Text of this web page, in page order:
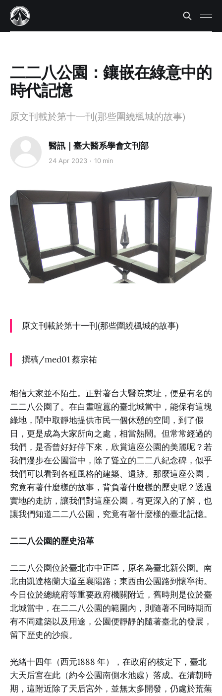
二二八公園：鑲嵌在綠意中的
時代記憶
原文刊載於第十一刊(那些圍繞楓城的故事)
醫訊｜臺大醫系學會文刊部
24 Apr 2023 10 min
原文刊載於第十一刊(那些圍繞楓城的故事)
撰稿/med01 蔡宗祐
相信大家並不陌生。正對著台大醫院東址，便是有名的
二二八公園了。在白晝喧囂的臺北城當中，能保有這塊
綠地，鬧中取靜地提供市民一個休憩的空間，到了假
日，更是成為大家所向之處，相當熱鬧。但常常經過的
我們，是否曾好好停下來，欣賞這座公園的美麗呢？若
我們漫步在公園當中，除了聳立的二二八紀念碑，似乎
我們可以看到各種風格的建築、遺跡。那麼這座公園，
究竟有著什麼樣的故事，背負著什麼樣的歷史呢？透過
實地的走訪，讓我們對這座公園，有更深入的了解，也
讓我們知道二二八公園，究竟有著什麼樣的臺北記憶。
二二八公園的歷史沿革
二二八公園位於臺北市中正區，原名為臺北新公園。南
北由凱達格蘭大道至襄陽路；東西由公園路到懷寧街。
今日位於總統府等重要政府機關附近，舊時則是位於臺
北城當中，在二二八公園的範圍內，則隨著不同時期而
有不同建築以及用途，公園便靜靜的隨著臺北的發展，
留下歷史的沙痕。
光緒十四年（西元1888 年），在政府的核定下，臺北
大天后宮在此（約今公園南側水池處）落成。在清朝時
期，這附近除了天后宮外，並無太多開發，仍處於荒蕪